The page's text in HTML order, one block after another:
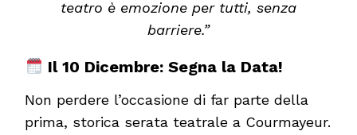
teatro è emozione per tutti, senza
barriere.”
Il 10 Dicembre: Segna la Data!
Non perdere l’occasione di far parte della
prima, storica serata teatrale a Courmayeur.